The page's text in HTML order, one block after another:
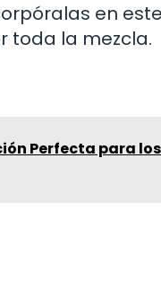
en
toda la mezcla.
Perfecta para los